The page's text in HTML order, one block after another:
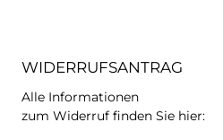
WIDERRUFSANTRAG
Alle Informationen
zum Widerruf finden Sie hier: